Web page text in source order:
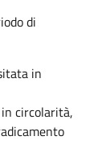
di
in
circolarità,